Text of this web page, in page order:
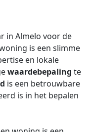
in Almelo voor de
is een slimme
en lokale
waardebepaling te
is een betrouwbare
is in het bepalen